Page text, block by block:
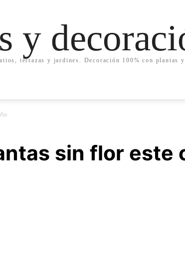
y
terrazas y jardines. Decoración 100% con plantas y
sin flor este